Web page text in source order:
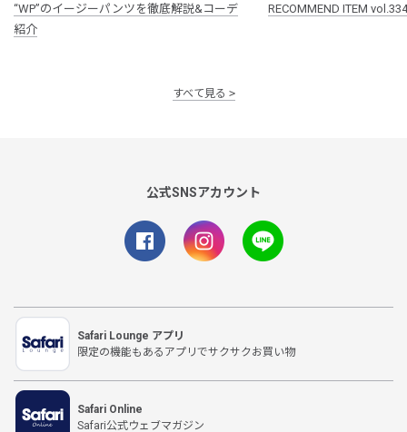
“WP”のイージーパンツを徹底解説&コーデ
紹介
RECOMMEND ITEM vol.334
すべて見る
公式SNSアカウント
Safari Lounge アプリ
限定の機能もあるアプリでサクサクお買い物
Safari Online
Safari公式ウェブマガジン